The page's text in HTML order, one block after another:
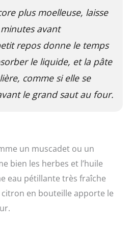
plus moelleuse, laisse
avant
repos donne le temps
le liquide, et la pâte
comme si elle se
le grand saut au four.
un muscadet ou un
bien les herbes et l’huile
eau pétillante très fraîche
en bouteille apporte le